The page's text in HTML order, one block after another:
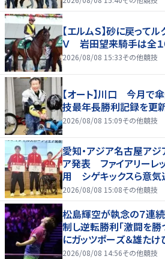
【エルムＳ】砂に戻って
Ｖ 岩田望来騎手は全１
2026/08/08 15:33その他競技
【オート】川口 今月で
技最年長勝利記録を更
2026/08/08 15:09その他競技
愛知・アジア名古屋アジ
ア発表 ファイアリーレ
用 シゲキックスら意気
を再認識」
2026/08/08 15:08その他競技
松島輝空が執念の７連
制し逆転勝利「激闘を勝
にガッツポーズ＆雄たけ
2026/08/08 14:56その他競技